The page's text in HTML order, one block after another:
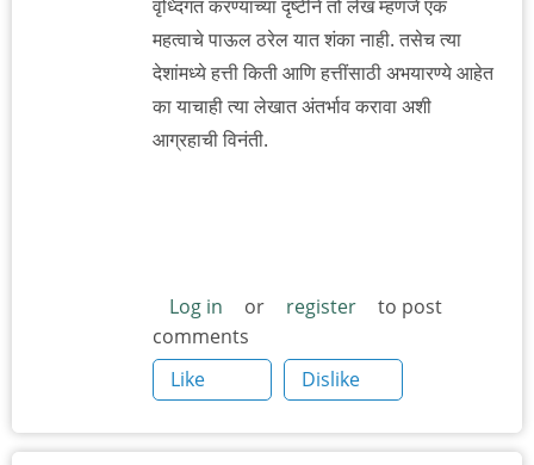
वृध्दिंगत करण्याच्या दृष्टीने तो लेख म्हणजे एक
महत्वाचे पाऊल ठरेल यात शंका नाही. तसेच त्या
देशांमध्ये हत्ती किती आणि हत्तींसाठी अभयारण्ये आहेत
का याचाही त्या लेखात अंतर्भाव करावा अशी
आग्रहाची विनंती.
Log in or register
to post
comments
Like
Dislike